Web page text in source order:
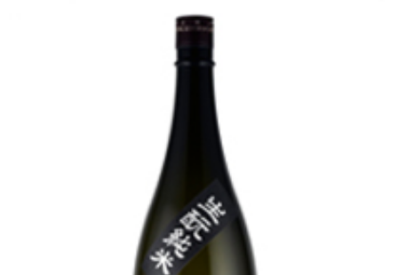
大黒正宗 [安福又四郎商店]